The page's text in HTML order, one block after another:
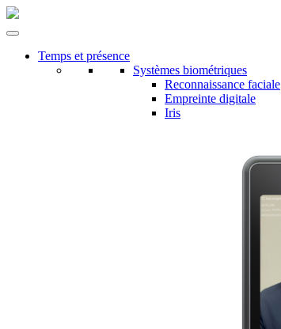
Temps et présence
Systèmes biométriques
Reconnaissance faciale
Empreinte digitale
Iris